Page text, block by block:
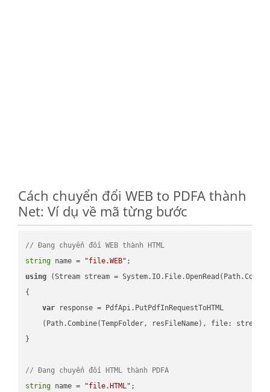
Cách chuyển đổi WEB to PDFA thành
Net: Ví dụ về mã từng bước
// Đang chuyển đổi WEB thành HTML
string name = "file.WEB"
using (Stream stream =
{
var response = PdfApi.PutPdfInRequestToHTML
    (Path.Combine(TempFolder, resFileName), file: stream);
}
// Đang chuyển đổi HTML thành PDFA
string name = "file.HTML"